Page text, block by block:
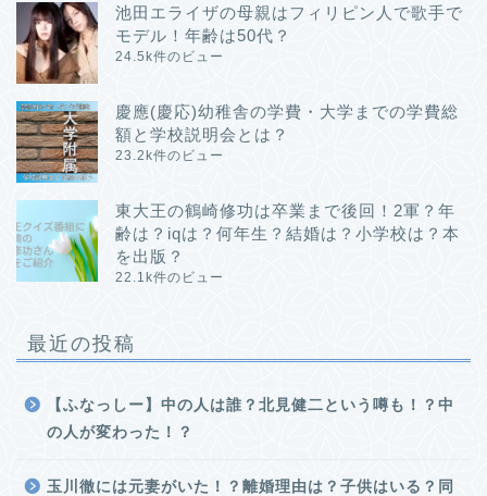
池田エライザの母親はフィリピン人で歌手で
モデル！年齢は50代？
24.5k件のビュー
慶應(慶応)幼稚舎の学費・大学までの学費総
額と学校説明会とは？
23.2k件のビュー
東大王の鶴崎修功は卒業まで後回！2軍？年
齢は？iqは？何年生？結婚は？小学校は？本
を出版？
22.1k件のビュー
最近の投稿
【ふなっしー】中の人は誰？北見健二という噂も！？中
の人が変わった！？
玉川徹には元妻がいた！？離婚理由は？子供はいる？同